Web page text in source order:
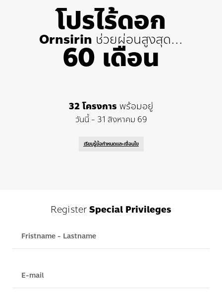
โปรไร้ดอก
Ornsirin ช่วยผ่อนสูงสุด...
60 เดือน
32 โครงการ พร้อมอยู่
วันนี้ - 31 สิงหาคม 69
เรียนรู้ข้อกำหนดและเงื่อนไข
RegisterSpecial Privileges